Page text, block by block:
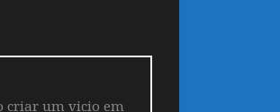
criar um vicio em